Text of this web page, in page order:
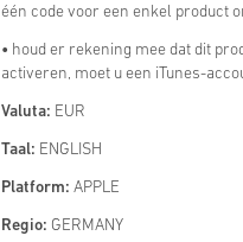
één code voor een enkel product
• houd er rekening mee dat dit
activeren, moet u een iTunes-
Valuta: EUR
Taal: ENGLISH
Platform: APPLE
Regio: GERMANY